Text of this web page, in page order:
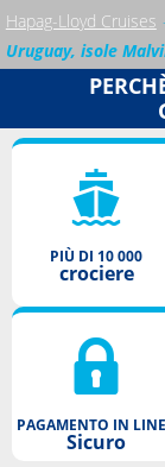
Hapag-Lloyd Cruises
Uruguay, isole
PIÙ DI 10 000
crociere
PAGAMENTO IN
Sicuro